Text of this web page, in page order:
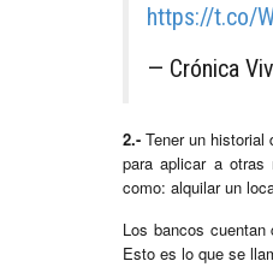
https://t.co/
— Crónica
2.- Tener un
para aplicar a otras
como: alquilar un
Los bancos
Esto es lo que se